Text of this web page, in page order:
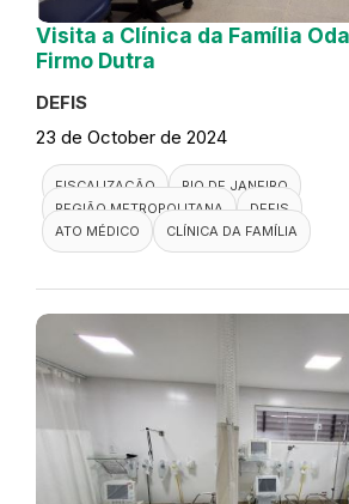
Visita a Clínica da Família
Firmo Dutra
DEFIS
23 de October de 2024
FISCALIZAÇÃO
RIO DE JANEIRO
REGIÃO METROPOLITANA
DEFIS
ATO MÉDICO
CLÍNICA DA FAMÍLIA